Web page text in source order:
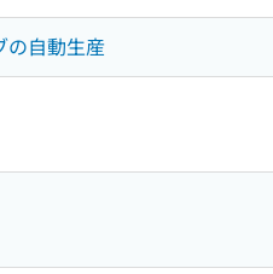
の自動生産